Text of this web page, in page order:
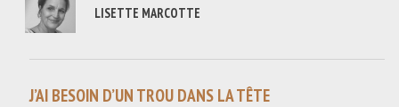
LISETTE MARCOTTE
J’AI BESOIN D’UN TROU DANS LA TÊTE